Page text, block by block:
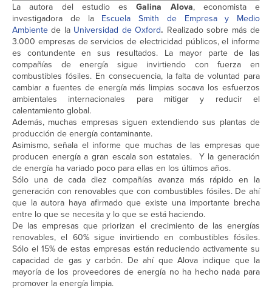
La autora del estudio es Galina Alova, economista e
investigadora de la Escuela Smith de Empresa y Medio
Ambiente de la Universidad de Oxford. Realizado sobre más de
3.000 empresas de servicios de electricidad públicos, el informe
es contundente en sus resultados. La mayor parte de las
compañías de energía sigue invirtiendo con fuerza en
combustibles fósiles. En consecuencia, la falta de voluntad para
cambiar a fuentes de energía más limpias socava los esfuerzos
ambientales internacionales para mitigar y reducir el
calentamiento global.
Además, muchas empresas siguen extendiendo sus plantas de
producción de energía contaminante.
Asimismo, señala el informe que muchas de las empresas que
producen energía a gran escala son estatales. Y la generación
de energía ha variado poco para ellas en los últimos años.
Sólo una de cada diez compañías avanza más rápido en la
generación con renovables que con combustibles fósiles. De ahí
que la autora haya afirmado que existe una importante brecha
entre lo que se necesita y lo que se está haciendo.
De las empresas que priorizan el crecimiento de las energías
renovables, el 60% sigue invirtiendo en combustibles fósiles.
Sólo el 15% de estas empresas están reduciendo activamente su
capacidad de gas y carbón. De ahí que Alova indique que la
mayoría de los proveedores de energía no ha hecho nada para
promover la energía limpia.